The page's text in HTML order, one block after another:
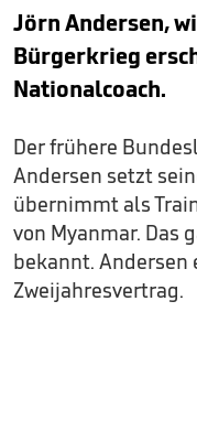
Jörn Andersen,
Bürgerkrieg
Nationalcoach.
Der frühere
Andersen setzt
übernimmt als
von Myanmar. Das
bekannt. Andersen
Zweijahresvertrag.